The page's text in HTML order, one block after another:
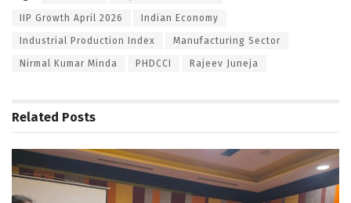
IIP Growth April 2026 Indian Economy
Industrial Production Index Manufacturing Sector
Nirmal Kumar Minda PHDCCI Rajeev Juneja
Related Posts